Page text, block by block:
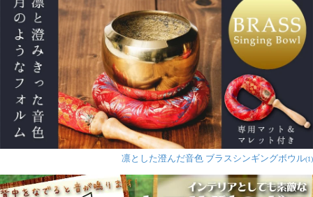
凛とした澄んだ音色 ブラスシンギングボウル(1)